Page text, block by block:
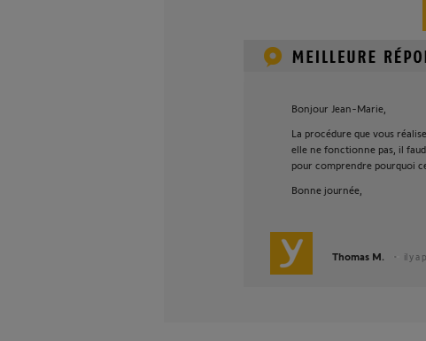
Bonjour Jean-Marie,
La procédure que vous
elle ne fonctionne pas, il
pour comprendre pourquoi
Bonne journée,
Thomas M. il y a